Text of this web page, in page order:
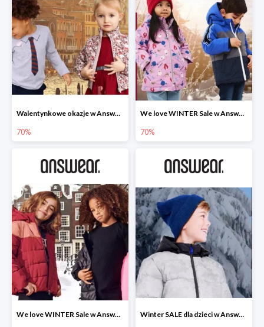
Walentynkowe okazje w Answear do -70%
70%
We love WINTER Sale w Answear do -70%
70%
We love WINTER Sale w Answear do -60% Winter SALE dla dzieci w Answear do -50%